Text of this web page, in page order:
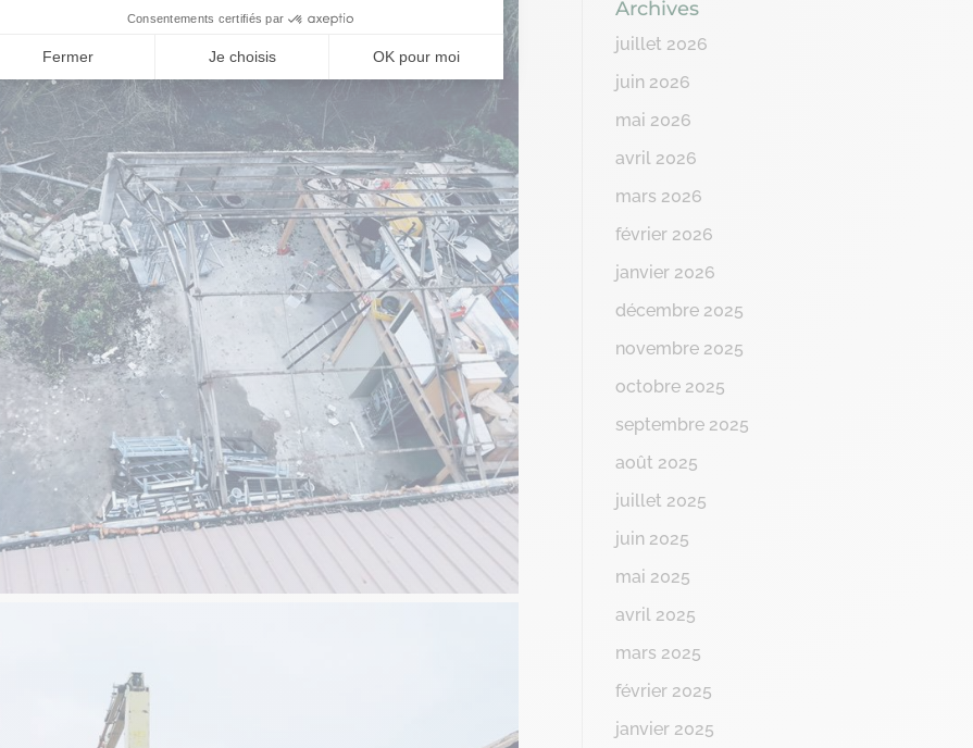
Consentements certifiés par
Fermer Je choisis OK pour moi
Archives
juillet 2026
juin 2026
mai 2026
avril 2026
mars 2026
février 2026
janvier 2026
décembre 2025
novembre 2025
octobre 2025
septembre 2025
août 2025
juillet 2025
juin 2025
mai 2025
avril 2025
mars 2025
février 2025
janvier 2025